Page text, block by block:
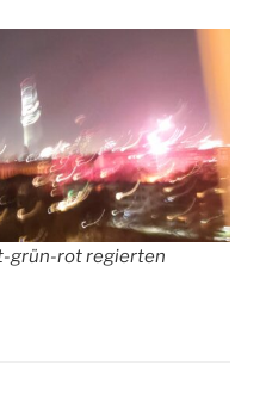
grün-rot regierten